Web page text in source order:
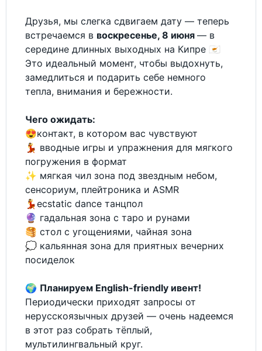
Друзья, мы слегка сдвигаем дату — теперь
встречаемся в воскресенье, 8 июня — в
середине длинных выходных на Кипре 🇨🇾
Это идеальный момент, чтобы выдохнуть,
замедлиться и подарить себе немного
тепла, внимания и бережности.
Чего ожидать:
😍контакт, в котором вас чувствуют
💃 вводные игры и упражнения для мягкого
погружения в формат
✨ мягкая чил зона под звездным небом,
сенсориум, плейтроника и ASMR
💃ecstatic dance танцпол
🔮 гадальная зона с таро и рунами
🥞 стол с угощениями, чайная зона
💭 кальянная зона для приятных вечерних
посиделок
🌍 Планируем English-friendly ивент!
Периодически приходят запросы от
нерусскоязычных друзей — очень надеемся
в этот раз собрать тёплый,
мультилингвальный круг.